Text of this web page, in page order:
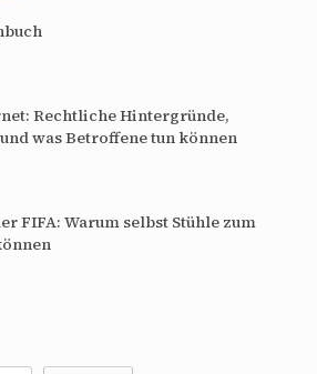
Rechtliche Hintergründe,
was Betroffene tun können
FIFA: Warum selbst Stühle zum